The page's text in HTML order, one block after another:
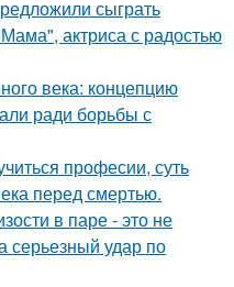
сыграть
актриса с радостью
века: концепцию
ради борьбы с
професии, суть
перед смертью.
в паре - это не
серьезный удар по